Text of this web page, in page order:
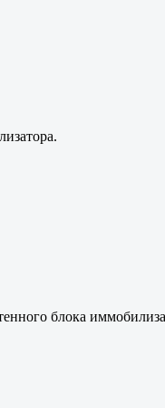
блока